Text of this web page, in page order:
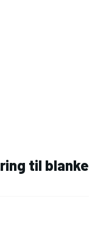
til blanke